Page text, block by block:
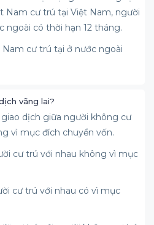
Nam cư trú tại Việt Nam, người
ngoài có thời hạn 12 tháng.
cư trú tại ở nước ngoài
vãng lai?
giao dịch giữa người không cư
vì mục đích chuyển vốn.
cư trú với nhau không vì mục
cư trú với nhau có vì mục